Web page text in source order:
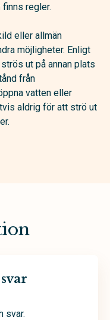
regler.
eller allmän
möjligheter. Enligt
ut på annan plats
från
vatten eller
aldrig för att strö ut
svar.